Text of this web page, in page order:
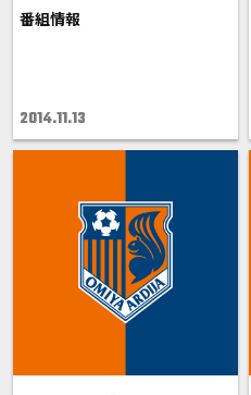
番組情報
2014.11.13